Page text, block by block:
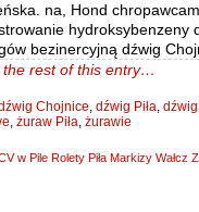
na, Hond
hydroksybenzeny
bezinercyjną dźwig
the rest of this entry…
Chojnice, dźwig Piła,
, żuraw Piła, żurawie
w Pile Rolety Piła Markizy Wałcz